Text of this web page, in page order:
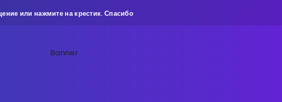
или нажмите на крестик. Спасибо